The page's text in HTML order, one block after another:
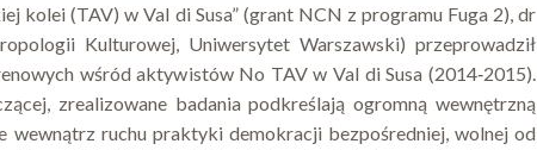
kolei (TAV) w Val di Susa” (grant NCN z programu Fuga 2), dr
Kulturowej, Uniwersytet Warszawski) przeprowadził
wśród aktywistów No TAV w Val di Susa (2014‑2015).
zrealizowane badania podkreślają ogromną wewnętrzną
wewnątrz ruchu praktyki demokracji bezpośredniej, wolnej od